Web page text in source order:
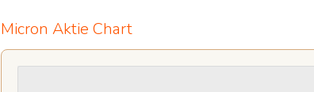
Micron Aktie Chart